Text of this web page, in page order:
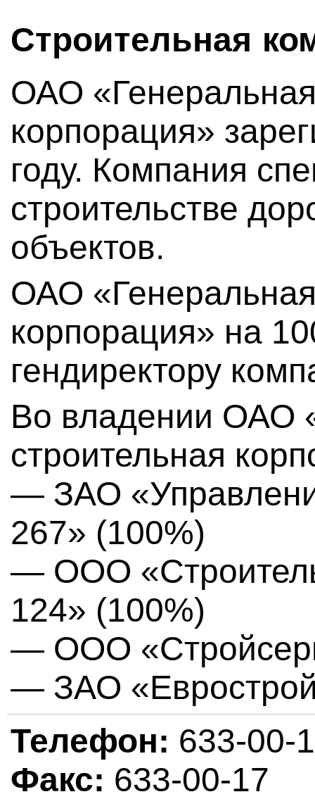
Строительная
ОАО
корпорация»
году. Компания
строительстве
объектов.
ОАО
корпорация» на
гендиректору
Во владении ОАО
строительная
— ЗАО
267» (100%)
— ООО
124» (100%)
— ООО
— ЗАО
Телефон: 633-00-
Факс: 633-00-17